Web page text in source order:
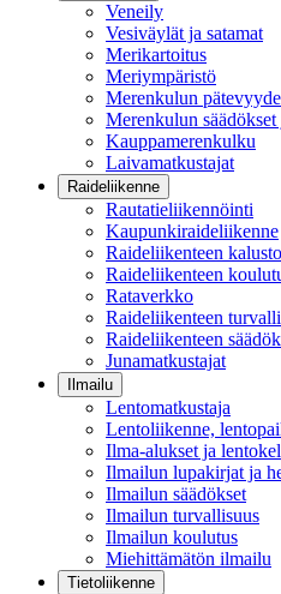
Veneily
Vesiväylät ja satamat
Merikartoitus
Meriympäristö
Merenkulun
Merenkulun
Kauppamerenkulku
Laivamatkustajat
Raideliikenne
Rautatieliikennöinti
Kaupunkiraideliikenne
Raideliikenteen kalusto
Raideliikenteen
Rataverkko
Raideliikenteen
Raideliikenteen
Junamatkustajat
Ilmailu
Lentomatkustaja
Lentoliikenne,
Ilma-alukset ja
Ilmailun lupakirjat ja
Ilmailun säädökset
Ilmailun turvallisuus
Ilmailun koulutus
Miehittämätön ilmailu
Tietoliikenne